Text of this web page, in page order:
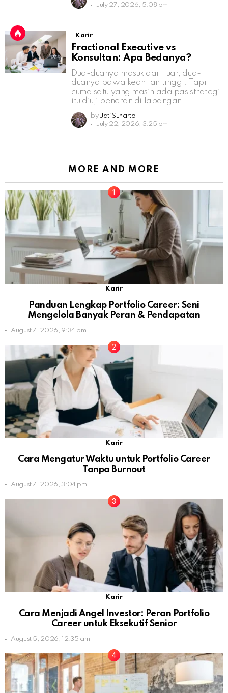
July 27, 2026, 5:08 pm
Karir
Fractional Executive vs
Konsultan: Apa Bedanya?
Dua-duanya masuk dari luar, dua-
duanya bawa keahlian tinggi. Tapi
cuma satu yang masih ada pas strategi
itu diuji beneran di lapangan.
by Jati Sunarto
July 22, 2026, 3:25 pm
MORE AND MORE
Karir
Panduan Lengkap Portfolio Career: Seni
Mengelola Banyak Peran & Pendapatan
August 7, 2026, 9:34 pm
Karir
Cara Mengatur Waktu untuk Portfolio Career
Tanpa Burnout
August 7, 2026, 3:04 pm
Karir
Cara Menjadi Angel Investor: Peran Portfolio
Career untuk Eksekutif Senior
August 5, 2026, 12:35 am